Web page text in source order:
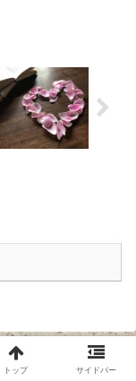
トップ サイドバー